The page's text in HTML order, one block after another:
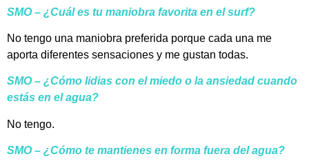
SMO – ¿Cuál es tu maniobra favorita en el surf?
No tengo una maniobra preferida porque cada una me
aporta diferentes sensaciones y me gustan todas.
SMO – ¿Cómo lidias con el miedo o la ansiedad cuando
estás en el agua?
No tengo.
SMO – ¿Cómo te mantienes en forma fuera del agua?